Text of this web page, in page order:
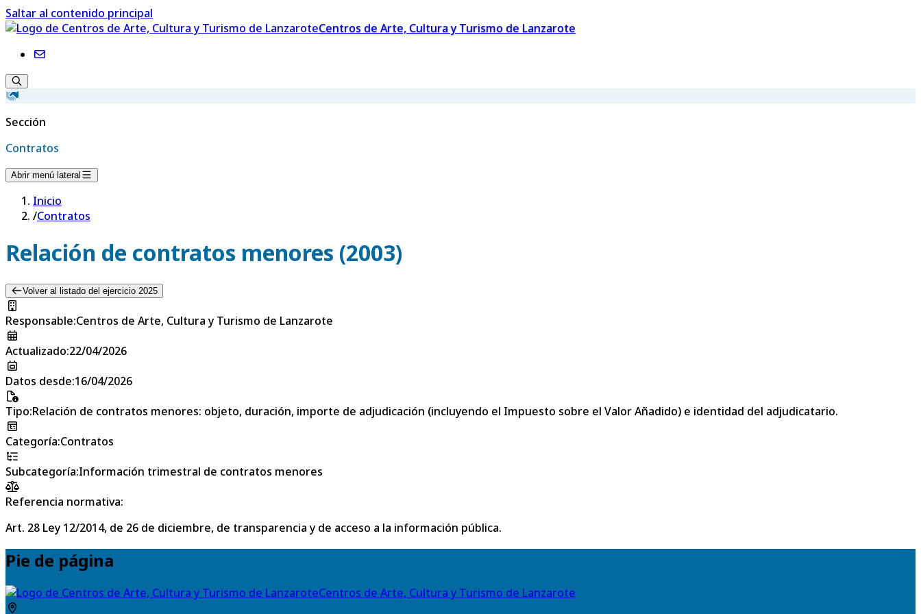
Saltar al contenido principal
Centros de Arte, Cultura y Turismo de Lanzarote
Sección
Contratos
Abrir menú lateral
Inicio
/Contratos
Relación de contratos menores (2003)
Volver al listado del ejercicio 2025
Responsable:Centros de Arte, Cultura y Turismo de Lanzarote
Actualizado:22/04/2026
Datos desde:16/04/2026
Tipo:Relación de contratos menores: objeto, duración, importe de adjudicación (incluyendo el Impuesto sobre el Valor Añadido) e identidad del adjudicatario.
Categoría:Contratos
Subcategoría:Información trimestral de contratos menores
Referencia normativa:
Art. 28 Ley 12/2014, de 26 de diciembre, de transparencia y de acceso a la información pública.
Pie de página
Centros de Arte, Cultura y Turismo de Lanzarote